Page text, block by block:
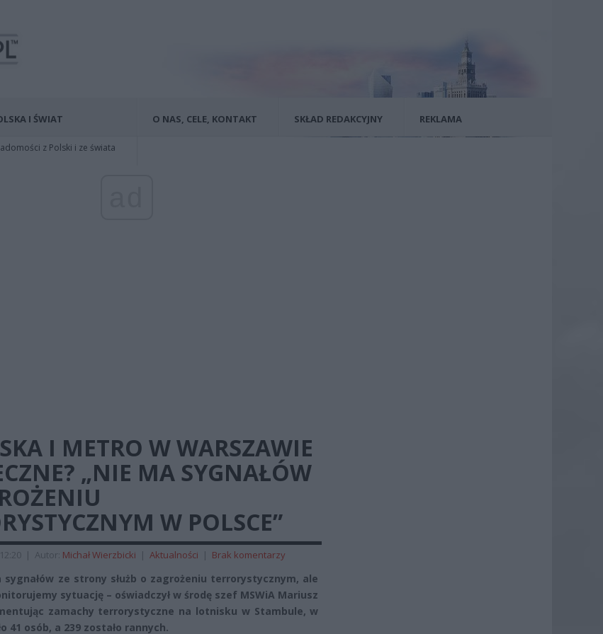
I ŚWIAT
z Polski i ze świata
O NAS, CELE, KONTAKT SKŁAD REDAKCYJNY REKLAMA
I METRO W WARSZAWIE
„NIE MA SYGNAŁÓW
W POLSCE”
| Autor: Michał Wierzbicki | Aktualności | Brak komentarzy
sygnałów ze strony służb o zagrożeniu terrorystycznym, ale
sytuację – oświadczył w środę szef MSWiA Mariusz
zamachy terrorystyczne na lotnisku w Stambule, w
41 osób, a 239 zostało rannych.